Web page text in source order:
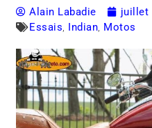
Alain Labadie juillet
Essais, Indian, Motos